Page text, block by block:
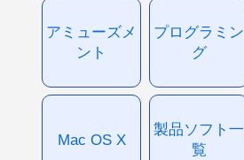
アミューズメ
ント
プログラミン
グ
Mac OS X
製品ソフト一
覧